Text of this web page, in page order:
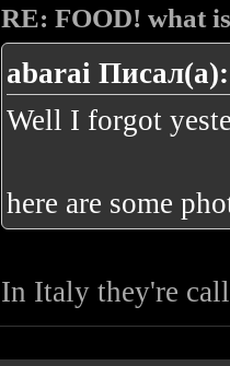
RE: FOOD! what
abarai Писал(а):
Well I forgot
here are some
In Italy they're